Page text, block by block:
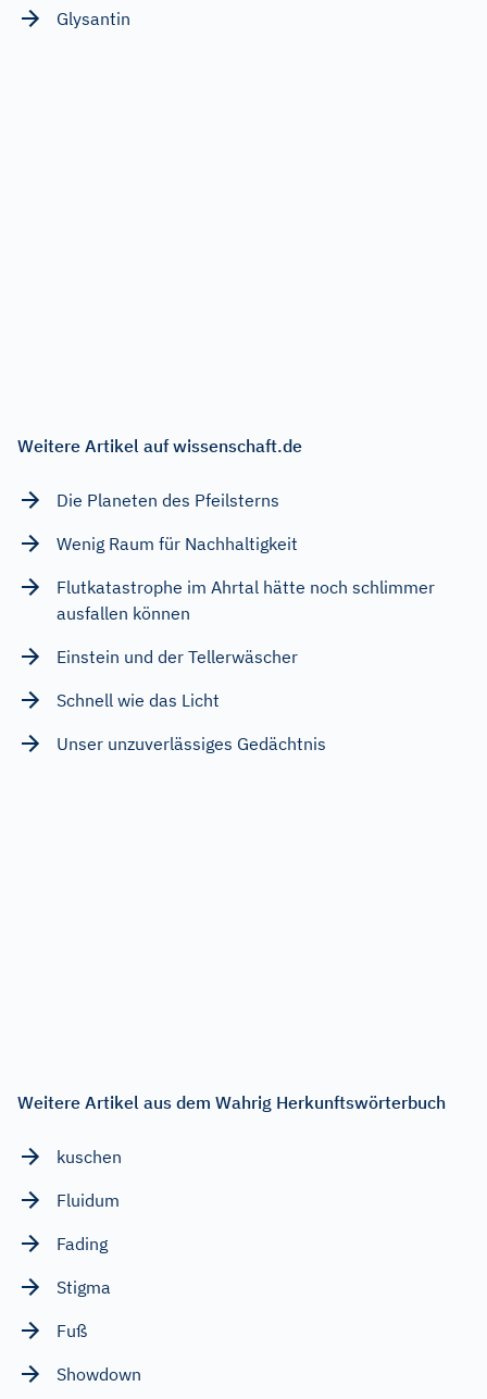
Glysantin
Weitere Artikel auf wissenschaft.de
Die Planeten des Pfeilsterns
Wenig Raum für Nachhaltigkeit
Flutkatastrophe im Ahrtal hätte noch schlimmer
ausfallen können
Einstein und der Tellerwäscher
Schnell wie das Licht
Unser unzuverlässiges Gedächtnis
Weitere Artikel aus dem Wahrig Herkunftswörterbuch
kuschen
Fluidum
Fading
Stigma
Fuß
Showdown